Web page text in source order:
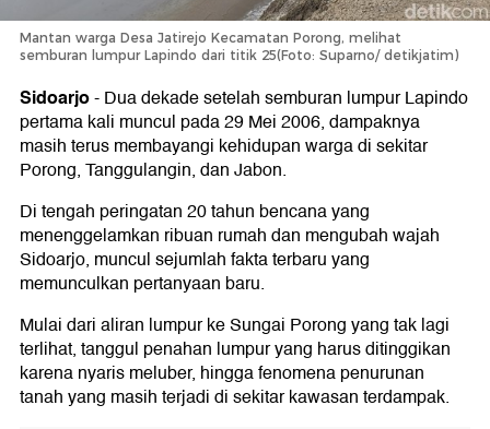
Mantan warga Desa Jatirejo Kecamatan Porong, melihat
semburan lumpur Lapindo dari titik 25(Foto: Suparno/ detikjatim)
Sidoarjo-Dua dekade setelah semburan lumpur Lapindo
pertama kali muncul pada 29 Mei 2006, dampaknya
masih terus membayangi kehidupan warga di sekitar
Porong, Tanggulangin, dan Jabon.
Di tengah peringatan 20 tahun bencana yang
menenggelamkan ribuan rumah dan mengubah wajah
Sidoarjo, muncul sejumlah fakta terbaru yang
memunculkan pertanyaan baru.
Mulai dari aliran lumpur ke Sungai Porong yang tak lagi
terlihat, tanggul penahan lumpur yang harus ditinggikan
karena nyaris meluber, hingga fenomena penurunan
tanah yang masih terjadi di sekitar kawasan terdampak.